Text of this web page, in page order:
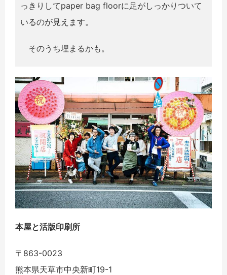
っきりしてpaper bag floorに足がしっかりついて
いるのが見えます。
そのうち埋まるかも。
本屋と活版印刷所
〒863-0023
熊本県天草市中央新町19-1